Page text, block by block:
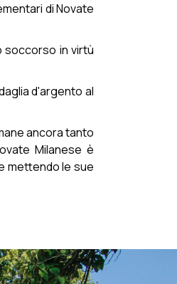
di Novate
soccorso in virtù
d'argento al
ancora tanto
Milanese è
mettendo le sue